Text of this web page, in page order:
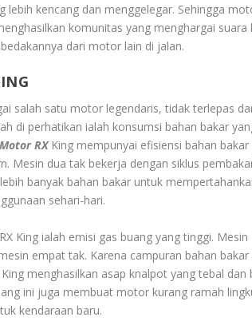
lebih kencang dan menggelegar. Sehingga
komunitas yang menghargai suara
dari motor lain di jalan.
salah satu motor legendaris, tidak terlepas
di perhatikan ialah konsumsi bahan bakar
RXKing mempunyai efisiensi bahan bakar
Mesin dua tak bekerja dengan siklus
banyak bahan bakar untuk
sehari-hari.
King ialah emisi gas buang yang tinggi.
empat tak. Karena campuran bahan
menghasilkan asap knalpot yang tebal dan
ini juga membuat motor kurang ramah
kendaraan baru.